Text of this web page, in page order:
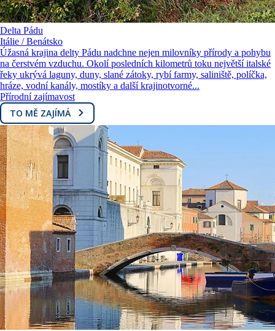
Delta Pádu
Itálie / Benátsko
Úžasná krajina delty Pádu nadchne nejen milovníky přírody a pohybu
na čerstvém vzduchu. Okolí posledních kilometrů toku největší italské
řeky ukrývá laguny, duny, slané zátoky, rybí farmy, saliniště, políčka,
hráze, vodní kanály, mostíky a další krajinotvorné...
Přírodní zajímavost
TO MĚ ZAJÍMÁ